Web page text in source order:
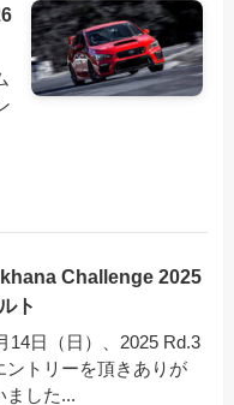
Challenge 2025
ト
14日（日）、2025 Rd.3
ントリーを頂きありが
ました...